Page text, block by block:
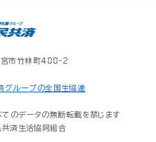
市竹林町488-2
グループの全国生協連
のデータの無断転載を禁じます
済生活協同組合